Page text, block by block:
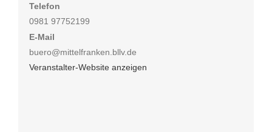
Telefon
0981 97752199
E-Mail
buero@mittelfranken.bllv.de
Veranstalter-Website anzeigen